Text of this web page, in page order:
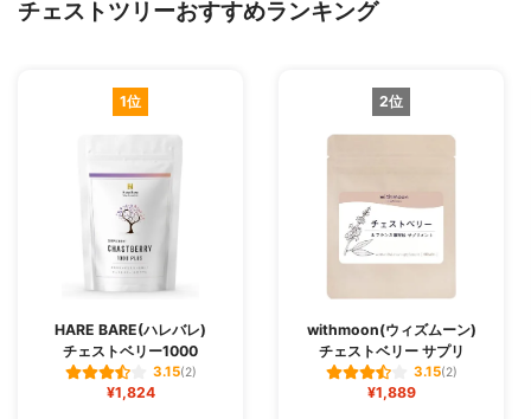
チェストツリーおすすめランキング
1位
HARE BARE(ハレバレ)
チェストベリー1000
3.15(2)
¥1,824
2位
withmoon(ウィズムーン)
チェストベリー サプリ
3.15(2)
¥1,889